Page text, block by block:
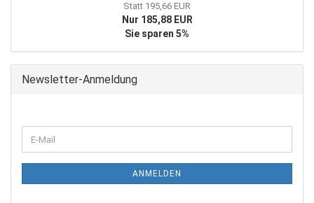
Statt 195,66 EUR
Nur 185,88 EUR
Sie sparen 5%
Newsletter-Anmeldung
ZUR
E-
Mail
ANMELDEN